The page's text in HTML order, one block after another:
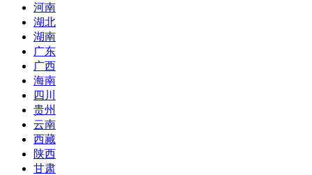
河南
湖北
湖南
广东
广西
海南
四川
贵州
云南
西藏
陕西
甘肃